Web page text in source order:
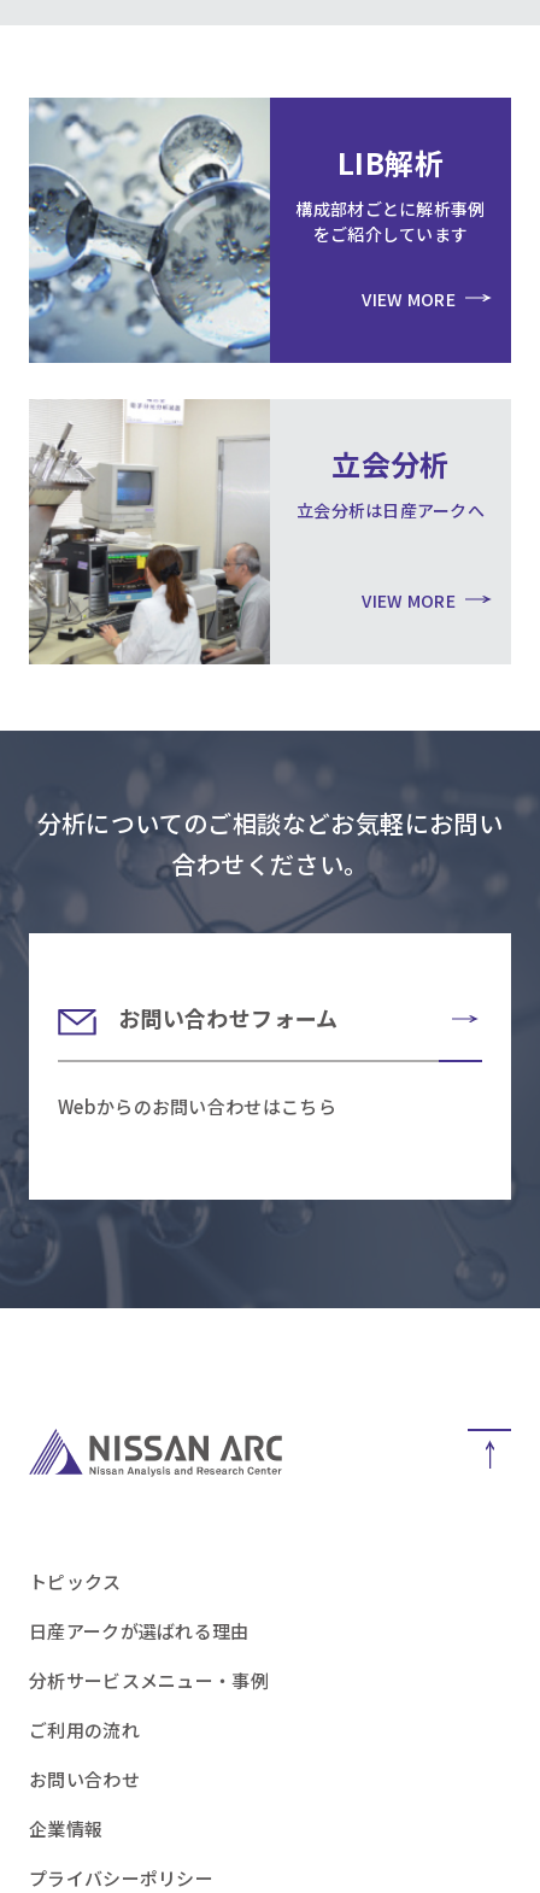
LIB解析
構成部材ごとに解析事例
をご紹介しています
VIEW MORE
立会分析
立会分析は日産アークへ
VIEW MORE
分析についてのご相談などお気軽にお問い
合わせください。
お問い合わせフォーム
Webからのお問い合わせはこちら
トピックス
日産アークが選ばれる理由
分析サービスメニュー・事例
ご利用の流れ
お問い合わせ
企業情報
プライバシーポリシー